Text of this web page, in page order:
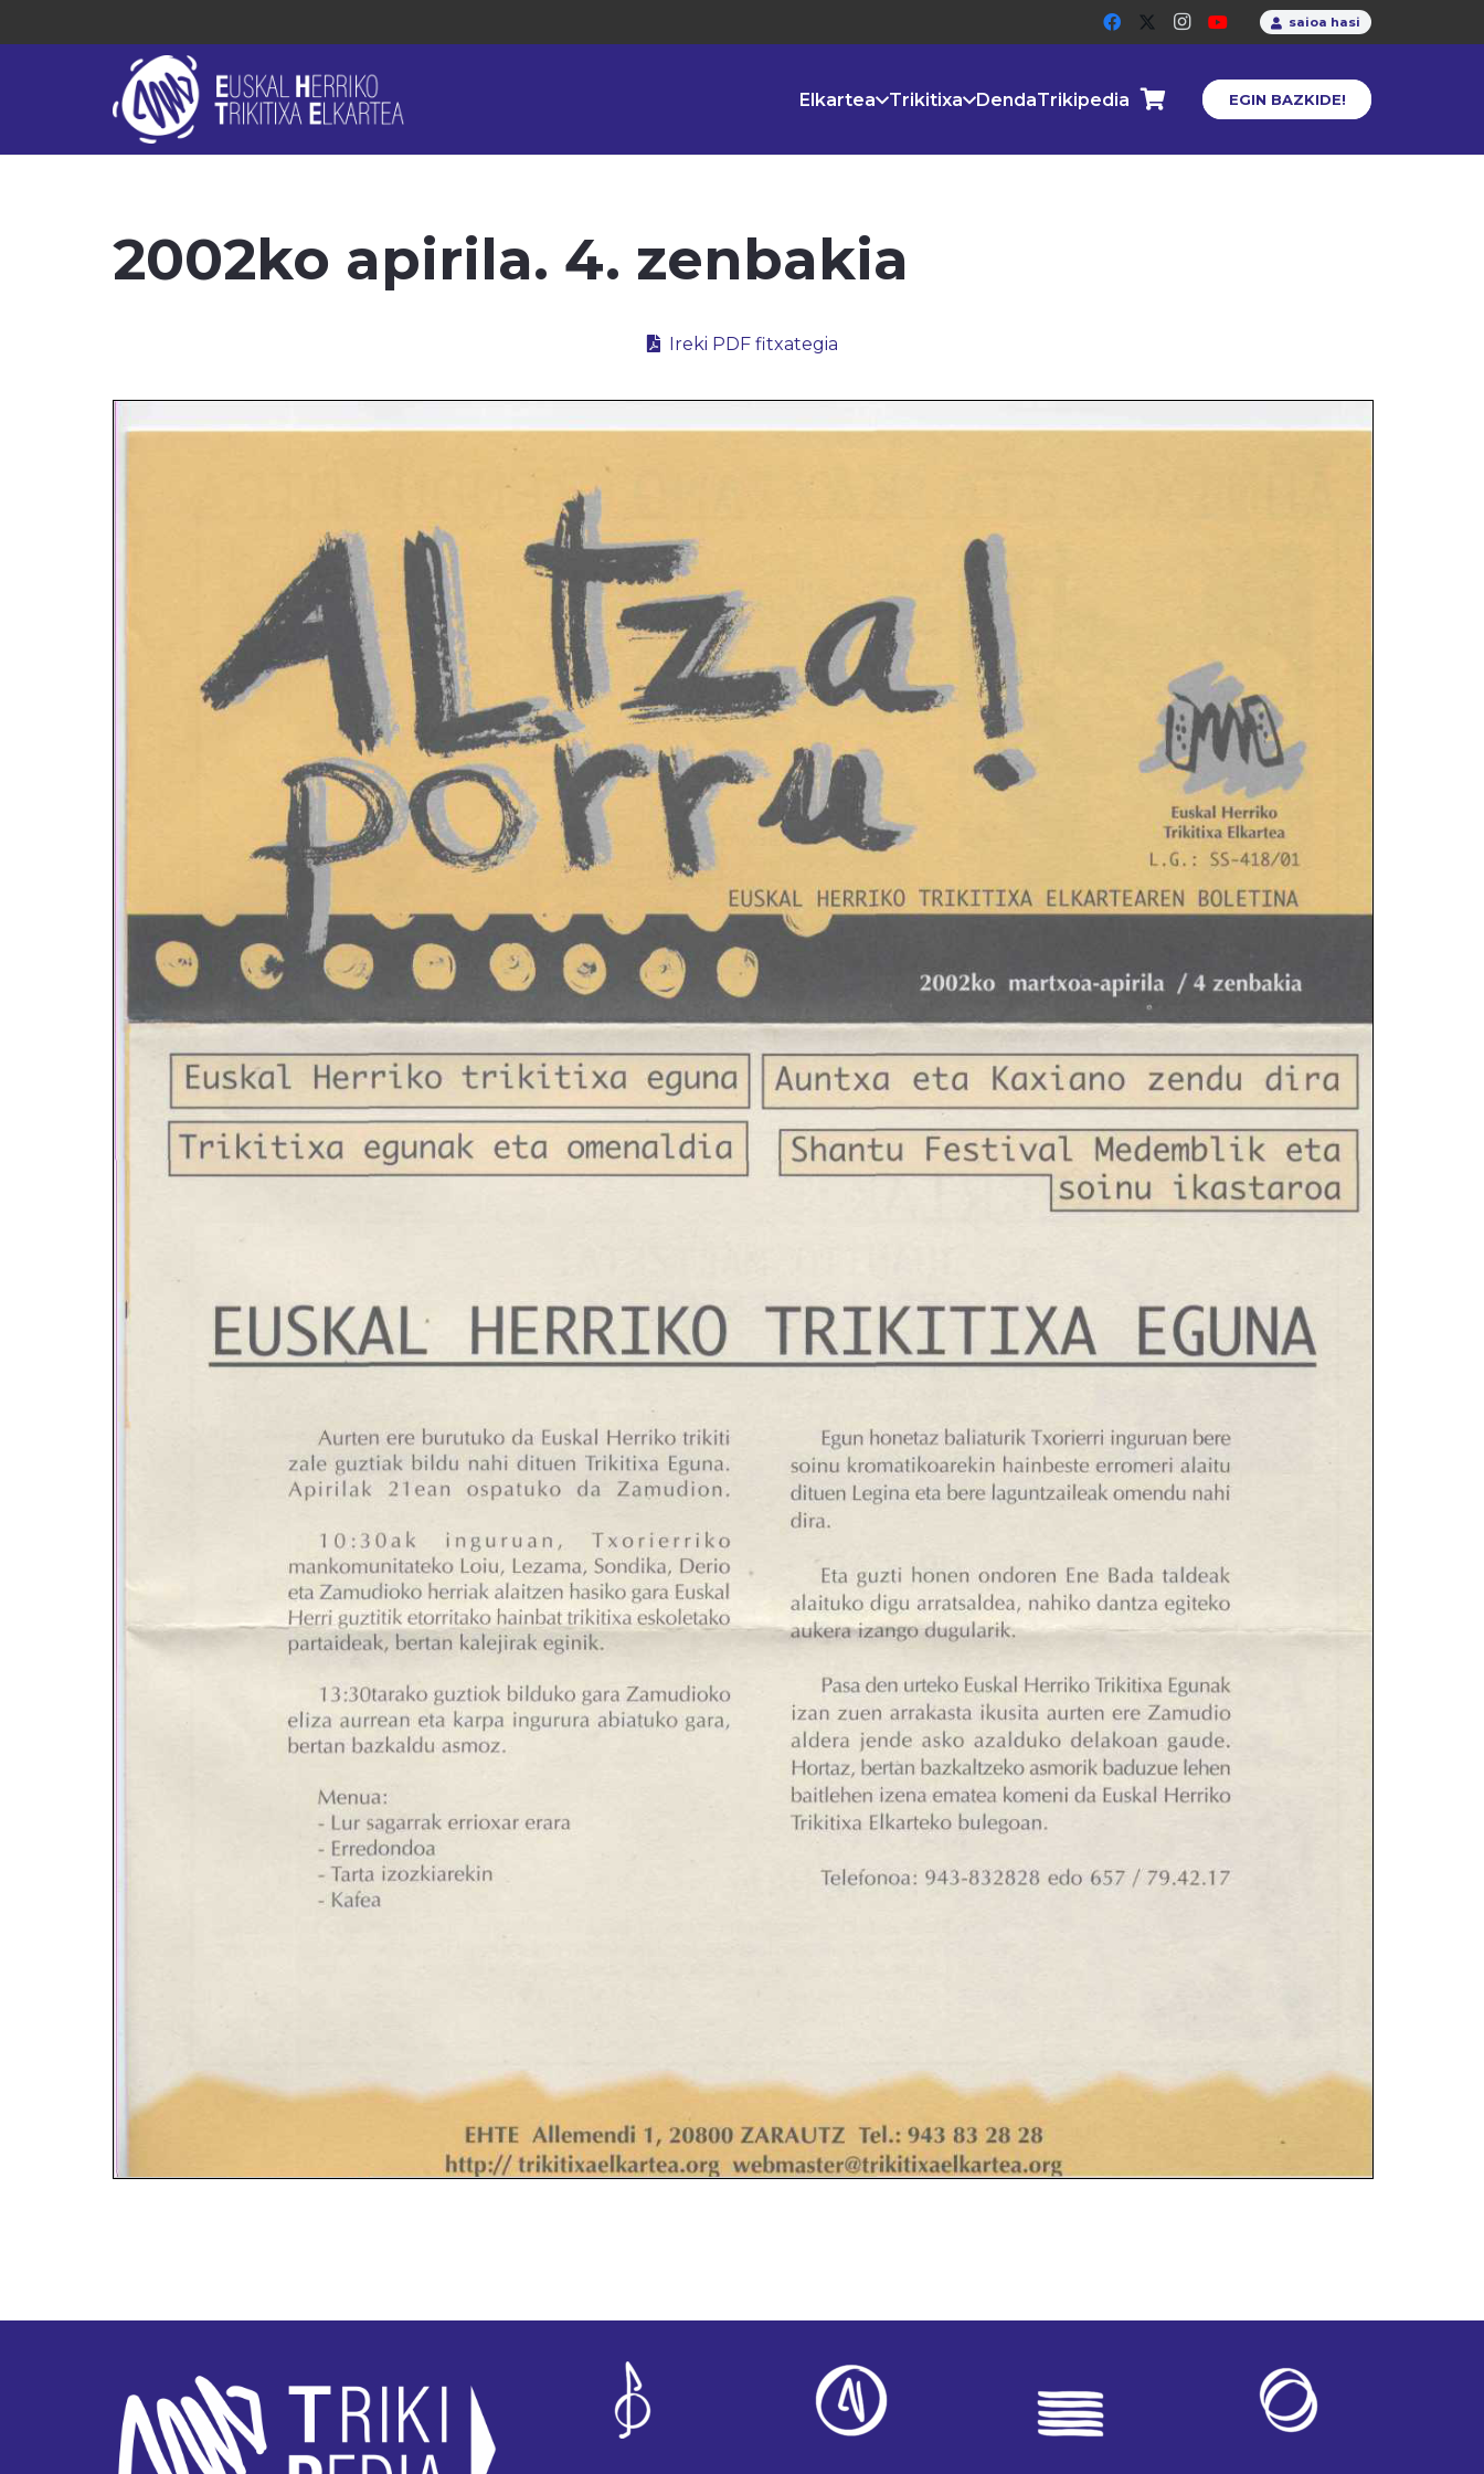
saioa hasi
Elkartea Trikitixa DendaTrikipedia EGIN BAZKIDE!
2002ko apirila. 4. zenbakia
Ireki PDF fitxategia